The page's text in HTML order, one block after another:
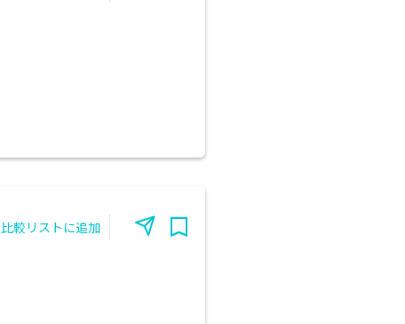
比較リストに追加